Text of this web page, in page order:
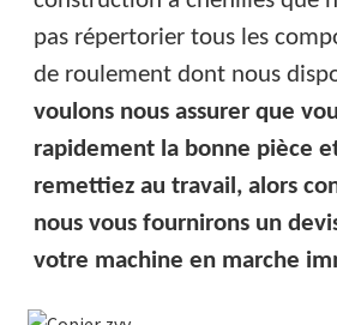
pas répertorier tous les
de roulement dont nous
voulons nous assurer que
rapidement la bonne pièce
remettiez au travail, alors
nous vous fournirons un
votre machine en marche